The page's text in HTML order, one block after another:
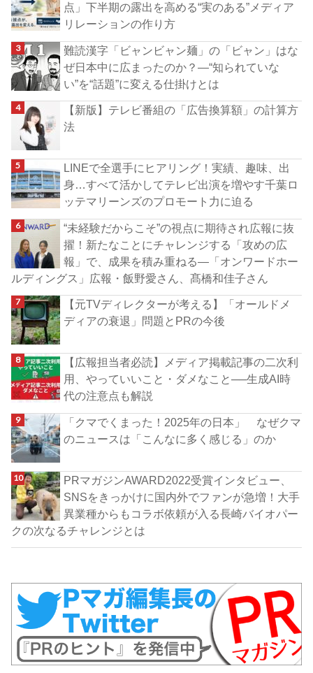
点」下半期の露出を高める“実のある”メディア
リレーションの作り方
難読漢字「ビャンビャン麺」の「ビャン」はな
ぜ日本中に広まったのか？―“知られていな
い”を“話題”に変える仕掛けとは
【新版】テレビ番組の「広告換算額」の計算方
法
LINEで全選手にヒアリング！実績、趣味、出
身…すべて活かしてテレビ出演を増やす千葉ロ
ッテマリーンズのプロモート力に迫る
“未経験だからこそ”の視点に期待され広報に抜
擢！新たなことにチャレンジする「攻めの広
報」で、成果を積み重ねる―「オンワードホー
ルディングス」広報・飯野愛さん、髙橋和佳子さん
【元TVディレクターが考える】「オールドメ
ディアの衰退」問題とPRの今後
【広報担当者必読】メディア掲載記事の二次利
用、やっていいこと・ダメなこと──生成AI時
代の注意点も解説
「クマでくまった！2025年の日本」 なぜクマ
のニュースは「こんなに多く感じる」のか
PRマガジンAWARD2022受賞インタビュー、
SNSをきっかけに国内外でファンが急増！大手
異業種からもコラボ依頼が入る長崎バイオパー
クの次なるチャレンジとは